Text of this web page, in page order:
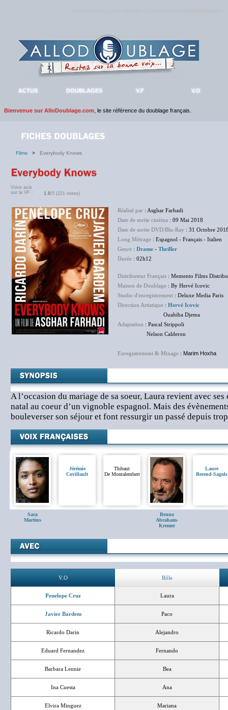
ACTUS DOUBLAGES V.F V.O
Bienvenue sur AlloDoublage.com , le site référence du doublage français.
Films > Everybody Knows
Votre avis
sur la VF :
1.8/5 (221 notes)
Réalisé par : Asghar Farhadi
Date de sortie cinéma : 09 Mai 2018
Date de sortie DVD/Blu-Ray : 31 Octobre
Long Métrage : Espagnol - Français - Italien
Genre : Drame - Thriller
Durée : 02h12
Distributeur Français : Memento Films
Maison de Doublage : By Hervé Icovic
Studio d'enregistrement : Deluxe Media Paris
Direction Artistique : Hervé Icovic
Ouahiba Djema
Adaptation : Pascal Strippoli
Nelson Calderon
Enregistrement & Mixage : Marim Hoxha
A l’occasion du mariage de sa soeur, Laura revient avec
natal au coeur d’un vignoble espagnol. Mais des
bouleverser son séjour et font ressurgir un passé depuis
Sara
Martins
Jérémie
Covillault
Thibaut
De Montalembert
Bruno
Abraham-
Kremer
Laure
Berend-Sagols
V.O Rôle
Penelope Cruz Laura
Javier Bardem Paco
Ricardo Darin Alejandro
Eduard Fernandez Fernando
Barbara Lennie Bea
Ina Cuesta Ana
Elvira Minguez Mariana